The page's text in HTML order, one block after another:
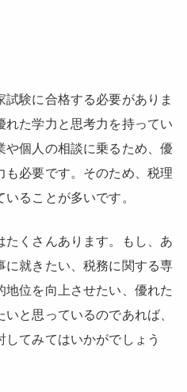
験に合格する必要がありま
た学力と思考力を持ってい
や個人の相談に乗るため、優
も必要です。そのため、税理
ることが多いです。
くさんあります。もし、あ
に就きたい、税務に関する専
地位を向上させたい、優れた
と思っているのであれば、
てみてはいかがでしょう